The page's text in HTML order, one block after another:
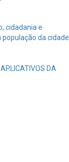
cidadania e
da cidade
DA